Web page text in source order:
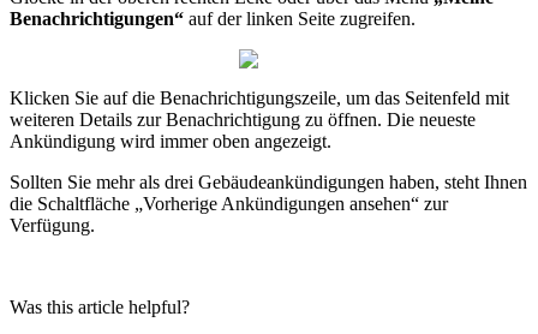
Benachrichtigungen“ auf der linken Seite zugreifen.
Klicken Sie auf die Benachrichtigungszeile, um das Seitenfeld mit
weiteren Details zur Benachrichtigung zu öffnen. Die neueste
Ankündigung wird immer oben angezeigt.
Sollten Sie mehr als drei Gebäudeankündigungen haben, steht Ihnen
die Schaltfläche „Vorherige Ankündigungen ansehen“ zur
Verfügung.
Was this article helpful?